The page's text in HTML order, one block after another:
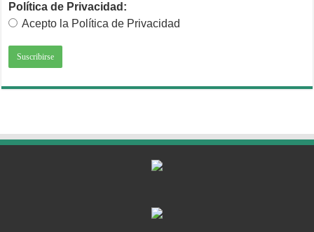
Política de Privacidad:
Acepto la Política de Privacidad